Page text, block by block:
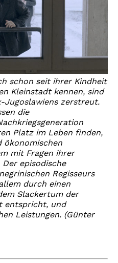
schon seit ihrer Kindheit
Kleinstadt kennen, sind
Jugoslawiens zerstreut.
die
Platz im Leben finden,
ökonomischen
mit Fragen ihrer
episodische
Regisseurs
durch einen
Slackertum der
entspricht, und
Leistungen. (Günter